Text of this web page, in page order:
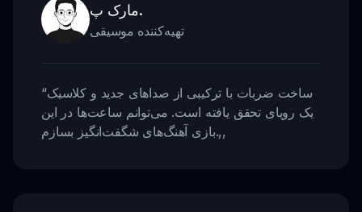
مارک پ.
تهیه‌کننده موسیقی
“ساخت ضربات با ترکیبی از صداهای جدید و کلاسیک
یک رویای تحقق یافته است. می‌توانم ساعت‌ها در این
بازی آهنگ‌های شگفت‌انگیز بسازم.,,